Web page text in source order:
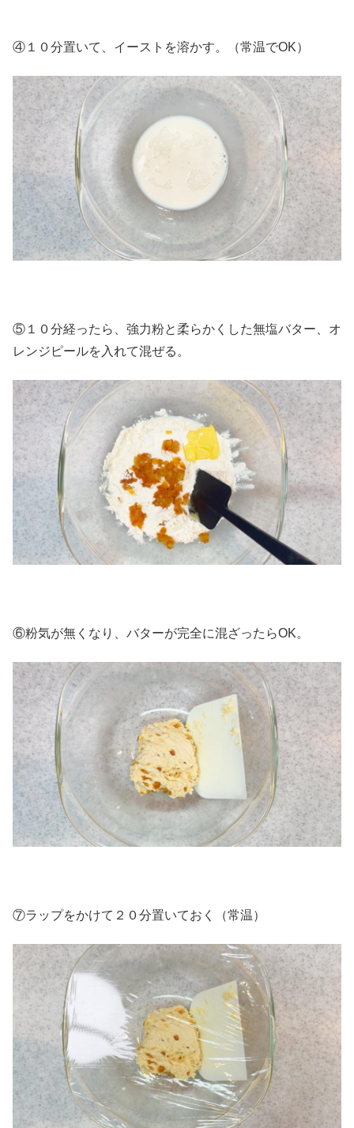
④１０分置いて、イーストを溶かす。（常温でOK）
⑤１０分経ったら、強力粉と柔らかくした無塩バター、オ
レンジピールを入れて混ぜる。
⑥粉気が無くなり、バターが完全に混ざったらOK。
⑦ラップをかけて２０分置いておく（常温）